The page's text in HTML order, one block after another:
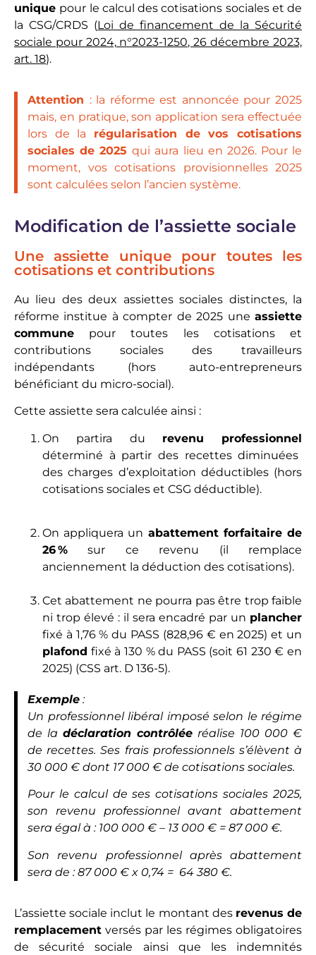
unique pour le calcul des cotisations sociales et de
la CSG/CRDS (Loi de financement de la Sécurité
sociale pour 2024, n°2023-1250, 26 décembre 2023,
art. 18).
Attention : la réforme est annoncée pour 2025
mais, en pratique, son application sera effectuée
lors de la régularisation de vos cotisations
sociales de 2025qui aura lieu en 2026. Pour le
moment, vos cotisations provisionnelles 2025
sont calculées selon l’ancien système.
Modification de l’assiette sociale
Une assiette unique pour toutes les
cotisations et contributions
Au lieu des deux assiettes sociales distinctes, la
réforme institue à compter de 2025 une assiette
commune pour toutes les cotisations et
contributions sociales des travailleurs
indépendants (hors auto-entrepreneurs
bénéficiant du micro-social).
Cette assiette sera calculée ainsi :
On partira du revenu professionnel
déterminé à partir des recettes diminuées
des charges d’exploitation déductibles (hors
cotisations sociales et CSG déductible).
On appliquera un abattement forfaitaire de
26 % sur ce revenu (il remplace
anciennement la déduction des cotisations).
Cet abattement ne pourra pas être trop faible
ni trop élevé : il sera encadré par un plancher
fixé à 1,76 % du PASS (828,96 € en 2025) et un
plafond fixé à 130 % du PASS (soit 61 230 € en
2025) (CSS art. D 136-5).
Exemple :
Un professionnel libéral imposé selon le régime
de la déclaration contrôlée réalise 100 000 €
de recettes. Ses frais professionnels s’élèvent à
30 000 € dont 17 000 € de cotisations sociales.
Pour le calcul de ses cotisations sociales 2025,
son revenu professionnel avant abattement
sera égal à : 100 000 € – 13 000 € = 87 000 €.
Son revenu professionnel après abattement
sera de : 87 000 € x 0,74 = 64 380 €.
L’assiette sociale inclut le montant des revenus de
remplacement versés par les régimes obligatoires
de sécurité sociale ainsi que les indemnités